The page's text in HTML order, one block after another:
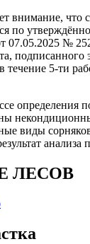
внимание, что
по
07.05.2025 №
подписанного
течение 5-ти
определения
виды
анализа
ЛЕСОВ